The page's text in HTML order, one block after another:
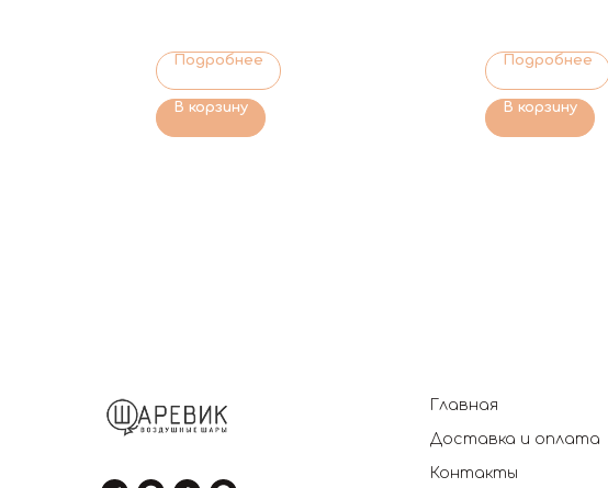
Подробнее
В корзину
Подробнее
В корзину
Главная
Доставка и оплата
Контакты